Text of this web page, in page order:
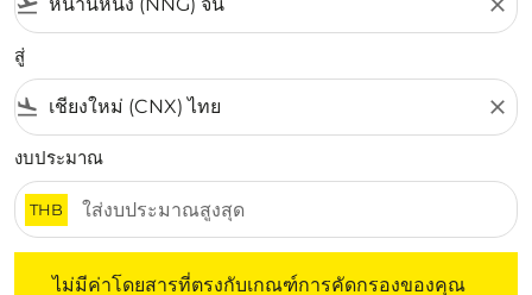
flight_takeoff close
สู่
flight_land close
งบประมาณ
THB
ไม่มีค่าโดยสารที่ตรงกับเกณฑ์การคัดกรองของคุณ